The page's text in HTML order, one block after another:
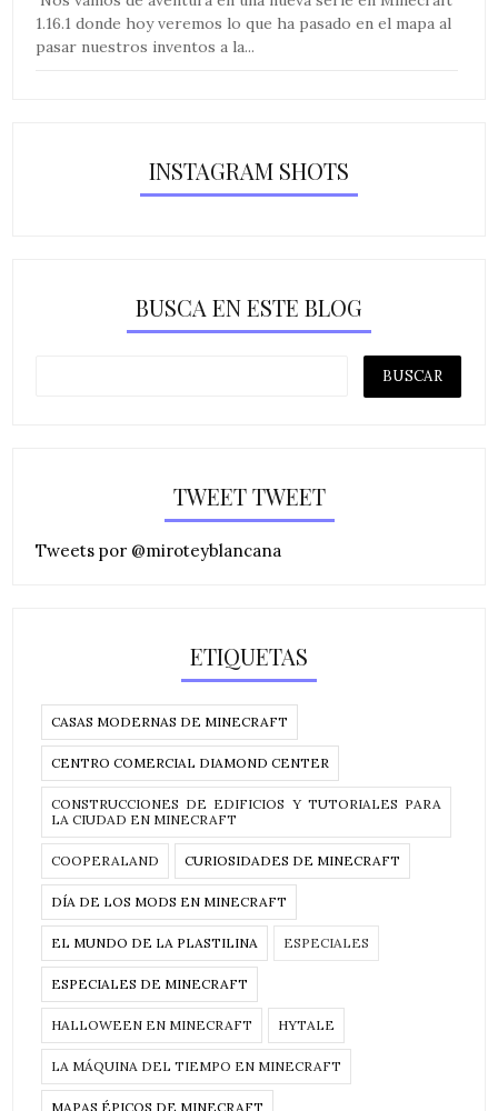
1.16.1 donde hoy veremos lo que ha pasado en el mapa al
pasar nuestros inventos a la...
INSTAGRAM SHOTS
BUSCA EN ESTE BLOG
TWEET TWEET
Tweets por @miroteyblancana
ETIQUETAS
CASAS MODERNAS DE MINECRAFT
CENTRO COMERCIAL DIAMOND CENTER
CONSTRUCCIONES DE EDIFICIOS Y TUTORIALES PARA
LA CIUDAD EN MINECRAFT
COOPERALAND CURIOSIDADES DE MINECRAFT
DÍA DE LOS MODS EN MINECRAFT
EL MUNDO DE LA PLASTILINA ESPECIALES
ESPECIALES DE MINECRAFT
HALLOWEEN EN MINECRAFT HYTALE
LA MÁQUINA DEL TIEMPO EN MINECRAFT
MAPAS ÉPICOS DE MINECRAFT